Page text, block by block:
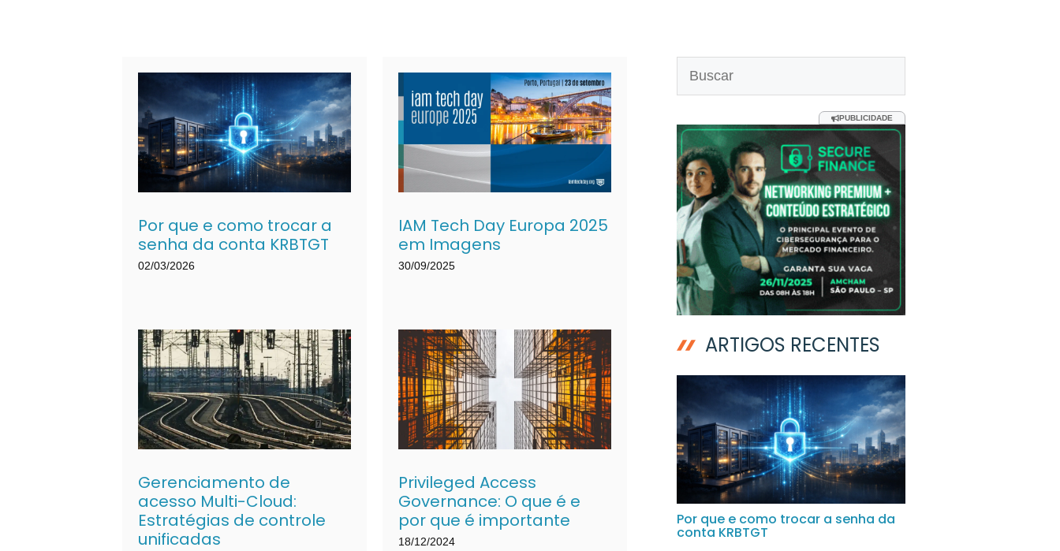
Por que e como trocar a
senha da conta KRBTGT
02/03/2026
IAM Tech Day Europa 2025
em Imagens
30/09/2025
Gerenciamento de
acesso Multi-Cloud:
Estratégias de controle
unificadas
Privileged Access
Governance: O que é e
por que é importante
18/12/2024
PUBLICIDADE
ARTIGOS RECENTES
Por que e como trocar a senha da
conta KRBTGT